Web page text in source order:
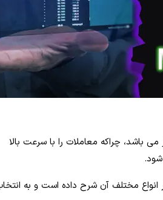
می باشد، چراکه معاملات را با سرعت بالا
انواع مختلف آن شرح داده است و به